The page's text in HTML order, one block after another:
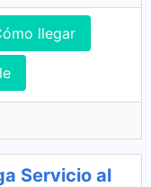
llegar
Servicio al